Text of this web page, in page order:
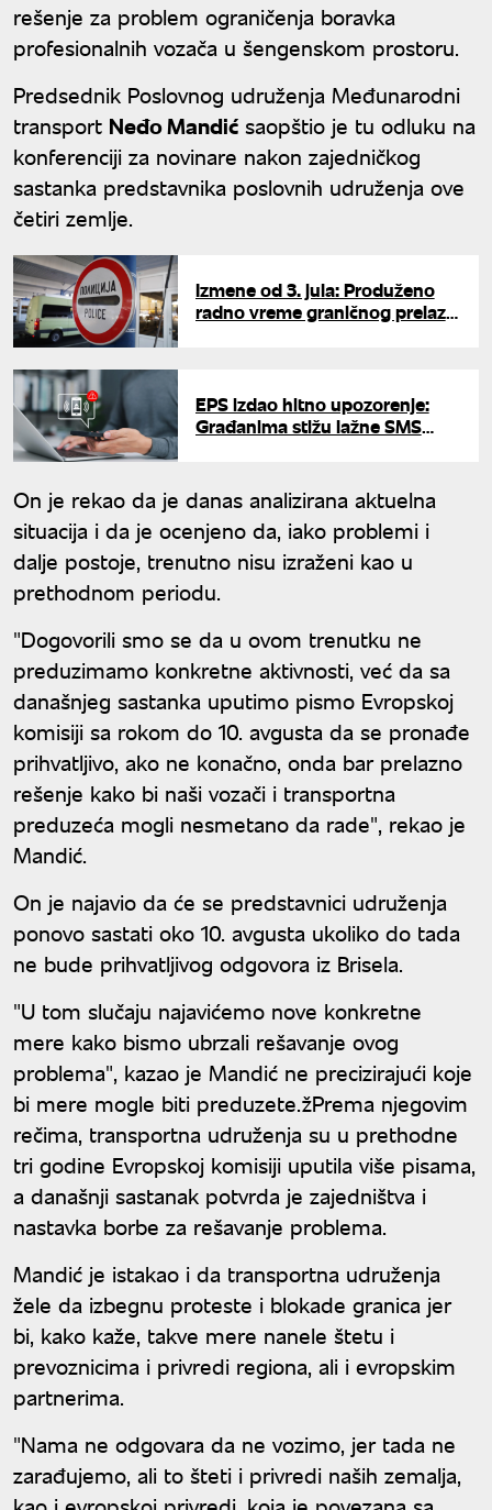
rešenje za problem ograničenja boravka
profesionalnih vozača u šengenskom prostoru.
Predsednik Poslovnog udruženja Međunarodni
transport Neđo Mandić saopštio je tu odluku na
konferenciji za novinare nakon zajedničkog
sastanka predstavnika poslovnih udruženja ove
četiri zemlje.
Izmene od 3. jula: Produženo
radno vreme graničnog prelaza
EPS izdao hitno upozorenje:
Građanima stižu lažne SMS
On je rekao da je danas analizirana aktuelna
situacija i da je ocenjeno da, iako problemi i
dalje postoje, trenutno nisu izraženi kao u
prethodnom periodu.
"Dogovorili smo se da u ovom trenutku ne
preduzimamo konkretne aktivnosti, već da sa
današnjeg sastanka uputimo pismo Evropskoj
komisiji sa rokom do 10. avgusta da se pronađe
prihvatljivo, ako ne konačno, onda bar prelazno
rešenje kako bi naši vozači i transportna
preduzeća mogli nesmetano da rade", rekao je
Mandić.
On je najavio da će se predstavnici udruženja
ponovo sastati oko 10. avgusta ukoliko do tada
ne bude prihvatljivog odgovora iz Brisela.
"U tom slučaju najavićemo nove konkretne
mere kako bismo ubrzali rešavanje ovog
problema", kazao je Mandić ne precizirajući koje
bi mere mogle biti preduzete.žPrema njegovim
rečima, transportna udruženja su u prethodne
tri godine Evropskoj komisiji uputila više pisama,
a današnji sastanak potvrda je zajedništva i
nastavka borbe za rešavanje problema.
Mandić je istakao i da transportna udruženja
žele da izbegnu proteste i blokade granica jer
bi, kako kaže, takve mere nanele štetu i
prevoznicima i privredi regiona, ali i evropskim
partnerima.
"Nama ne odgovara da ne vozimo, jer tada ne
zarađujemo, ali to šteti i privredi naših zemalja,